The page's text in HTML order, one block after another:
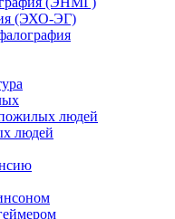
(ЭХО-ЭГ)
людей
людей